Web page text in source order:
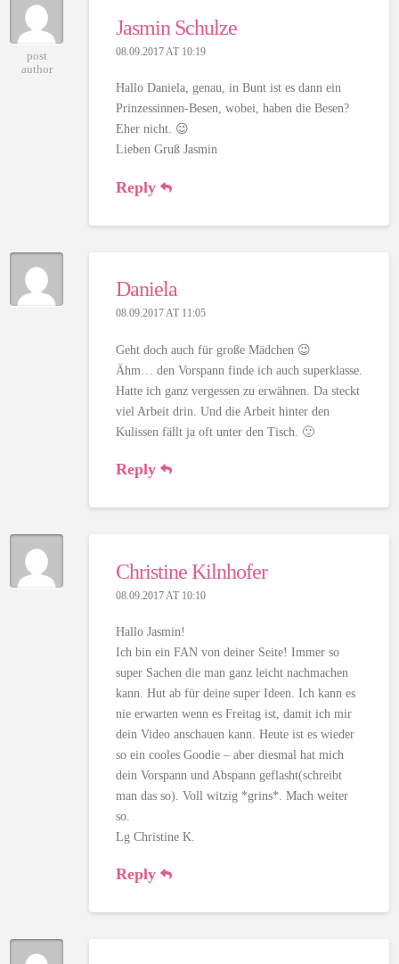
post
author
Jasmin Schulze
08.09.2017 AT 10:19
Hallo Daniela, genau, in Bunt ist es dann ein
Prinzessinnen-Besen, wobei, haben die Besen?
Eher nicht. 😉
Lieben Gruß Jasmin
Reply
Daniela
08.09.2017 AT 11:05
Geht doch auch für große Mädchen 😉
Ähm… den Vorspann finde ich auch superklasse.
Hatte ich ganz vergessen zu erwähnen. Da steckt
viel Arbeit drin. Und die Arbeit hinter den
Kulissen fällt ja oft unter den Tisch. 🙂
Reply
Christine Kilnhofer
08.09.2017 AT 10:10
Hallo Jasmin!
Ich bin ein FAN von deiner Seite! Immer so
super Sachen die man ganz leicht nachmachen
kann. Hut ab für deine super Ideen. Ich kann es
nie erwarten wenn es Freitag ist, damit ich mir
dein Video anschauen kann. Heute ist es wieder
so ein cooles Goodie – aber diesmal hat mich
dein Vorspann und Abspann geflasht(schreibt
man das so). Voll witzig *grins*. Mach weiter
so.
Lg Christine K.
Reply